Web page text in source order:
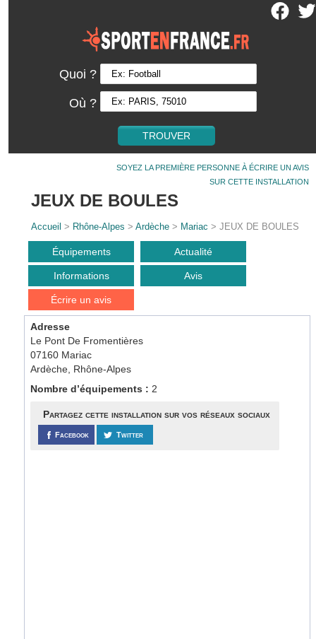
Quoi ?
Où ?
SOYEZ LA PREMIÈRE PERSONNE À ÉCRIRE UN AVIS
SUR CETTE INSTALLATION
JEUX DE BOULES
Accueil > Rhône-Alpes >Ardèche > Mariac > JEUX DE BOULES
Équipements Actualité
Informations Avis
Écrire un avis
Adresse
Le Pont De Fromentières
07160 Mariac
Ardèche, Rhône-Alpes
Nombre d’équipements : 2
Partagez cette installation sur vos réseaux sociaux
Facebook Twitter